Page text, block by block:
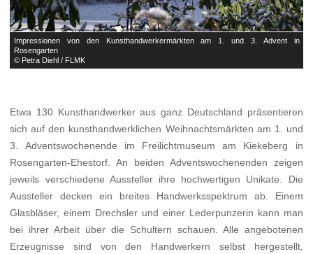
Impressionen von den Kunsthandwerkermärkten am 1. und 3. Advent in
Rosengarten
© Petra Diehl / FLMK
Etwa 130 Kunsthandwerker aus ganz Deutschland präsentieren
sich auf den kunsthandwerklichen Weihnachtsmärkten am 1. und
3. Adventswochenende im Freilichtmuseum am Kiekeberg in
Rosengarten-Ehestorf. An beiden Adventswochenenden zeigen
jeweils verschiedene Aussteller ihre hochwertigen Unikate. Die
Aussteller decken ein breites Handwerksspektrum ab. Einem
Glasbläser, einem Drechsler und einer Lederpunzerin kann man
bei ihrer Arbeit über die Schultern schauen. Alle angebotenen
Erzeugnisse sind von den Handwerkern selbst hergestellt,